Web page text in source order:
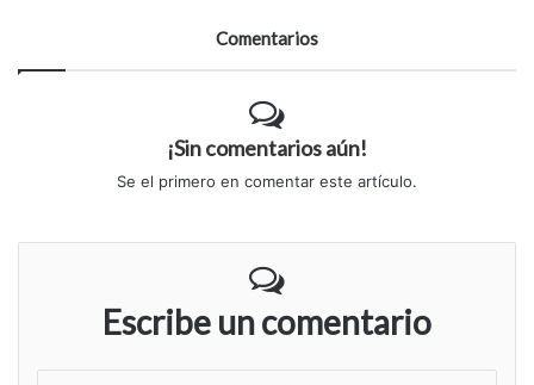
Comentarios
¡Sin comentarios aún!
Se el primero en comentar este artículo.
Escribe un comentario